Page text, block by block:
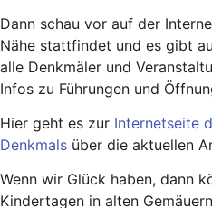
Dann schau vor auf der
Nähe stattfindet und es gibt
alle Denkmäler und
Infos zu Führungen und
Hier geht es zur Internetseite
Denkmals über die aktuellen
Wenn wir Glück haben, dann
Kindertagen in alten